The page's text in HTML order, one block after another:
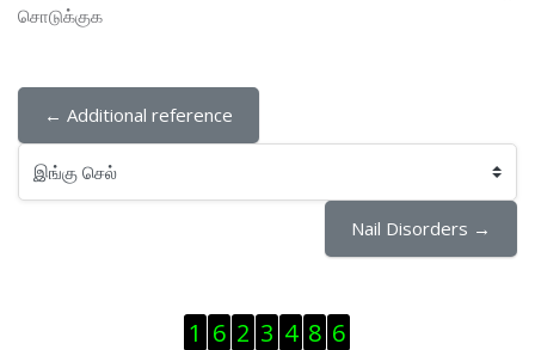
சொடுக்குக
← Additional reference
இங்கு செல்
Nail Disorders →
Visitor Counter ஐத் தவிர்
1 6 2 3 4 8 6